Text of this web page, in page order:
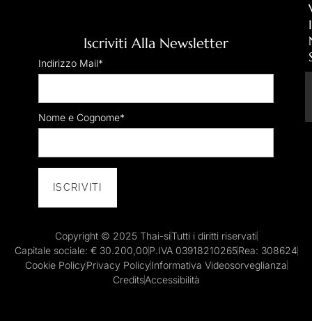
Iscriviti Alla Newsletter
Indirizzo Mail*
Nome e Cognome*
I
Copyright © 2025 Thai-siTutti i diritti riservati
Capitale sociale: € 30.200,00P.IVA 03918210265Rea: 308624
Cookie PolicyPrivacy PolicyInformativa Videosorveglianza
CreditsAccessibilità